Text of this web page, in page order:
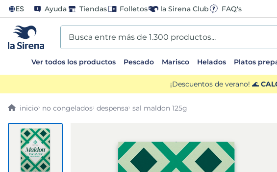
ES Ayuda Tiendas Folletos la Sirena Club FAQ's
Busca entre más de 1.300 productos...
Ver todos los productos Pescado Marisco Helados Platos
¡Descuentos de verano! 🌊
no congelados despensa sal maldon 125g
TÉRMINOS MÁS BUSCADOS
1. helados sirena
3. patatas
4. gamba